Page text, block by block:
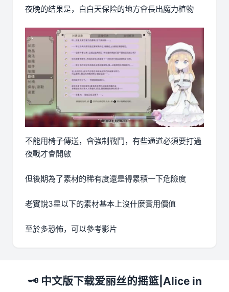
夜晚的结果是，白白天保险的地方會長出魔力植物
不能用椅子傳送，會強制戰鬥，有些通道必須要打過
夜戰才會開啟
但後期為了素材的稀有度還是得累積一下危險度
老實說3星以下的素材基本上沒什麼實用價值
至於多恐怖，可以參考影片
🗝️ 中文版下载爱丽丝的摇篮|Alice in